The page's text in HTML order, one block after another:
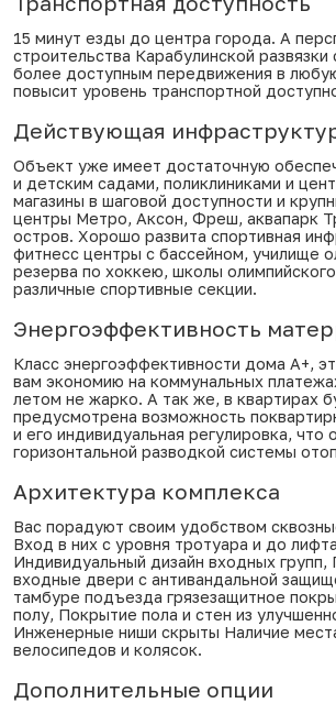
15 минут езды до центра города. А
строительства Карабулинской
более доступным передвижения в
повысит уровень транспортной
Действующая
Объект уже имеет достаточную
и детским садами, поликлиниками и
магазины в шаговой доступности и
центры Метро, Аксон, Фреш, аквапарк
остров. Хорошо развита спортивная
фитнесс центры с бассейном, училище
резерва по хоккею, школы
различные спортивные секции.
Энергоэффективность
Класс энергоэффективности дома А+,
вам экономию на коммунальных
летом не жарко. А так же, в квартирах
предусмотрена возможность
и его индивидуальная регулировка, что
горизонтальной разводкой системы
Архитектура комплекса
Вас порадуют своим удобством
Вход в них с уровня тротуара и до
Индивидуальный дизайн входных групп,
входные двери с антивандальной
тамбуре подъезда грязезащитное
полу, Покрытие пола и стен из
Инженерные ниши скрыты Наличие
велосипедов и колясок.
Дополнительные опции